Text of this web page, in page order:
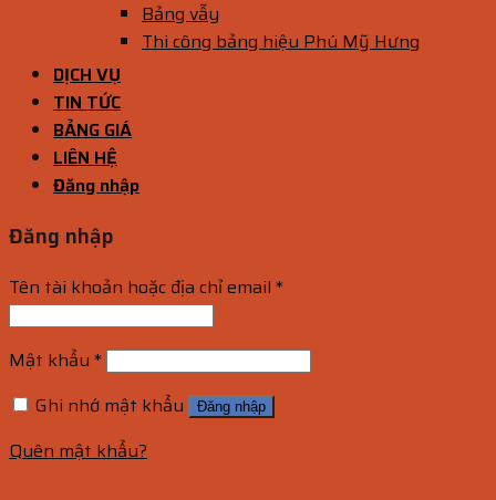
Bảng vẫy
Thi công bảng hiệu Phú Mỹ Hưng
DỊCH VỤ
TIN TỨC
BẢNG GIÁ
LIÊN HỆ
Đăng nhập
Đăng nhập
Tên tài khoản hoặc địa chỉ email *
Mật khẩu *
Ghi nhớ mật khẩu
Đăng nhập
Quên mật khẩu?